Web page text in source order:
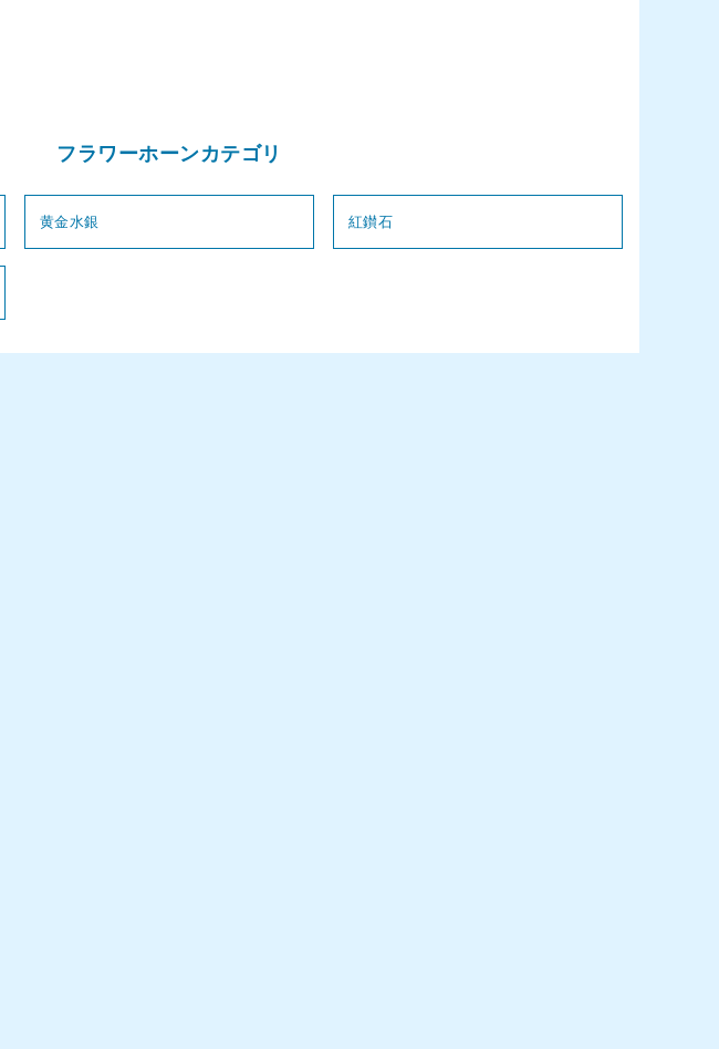
フラワーホーンカテゴリ
黄金水銀 紅鑚石